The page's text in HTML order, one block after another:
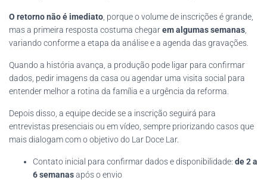
O retorno não é imediato , porque o volume de inscrições é grande,
mas a primeira resposta costuma chegarem algumas semanas
variando conforme a etapa da análise e a agenda das gravações.
Quando a história avança, a produção pode ligar para confirmar
dados, pedir imagens da casa ou agendar uma visita social para
entender melhor a rotina da família e a urgência da reforma.
Depois disso, a equipe decide se a inscrição seguirá para
entrevistas presenciais ou em vídeo, sempre priorizando casos que
mais dialogam com o objetivo do Lar Doce Lar.
Contato inicial para confirmar dados e disponibilidade: de 2 a
6 semanasapós o envio